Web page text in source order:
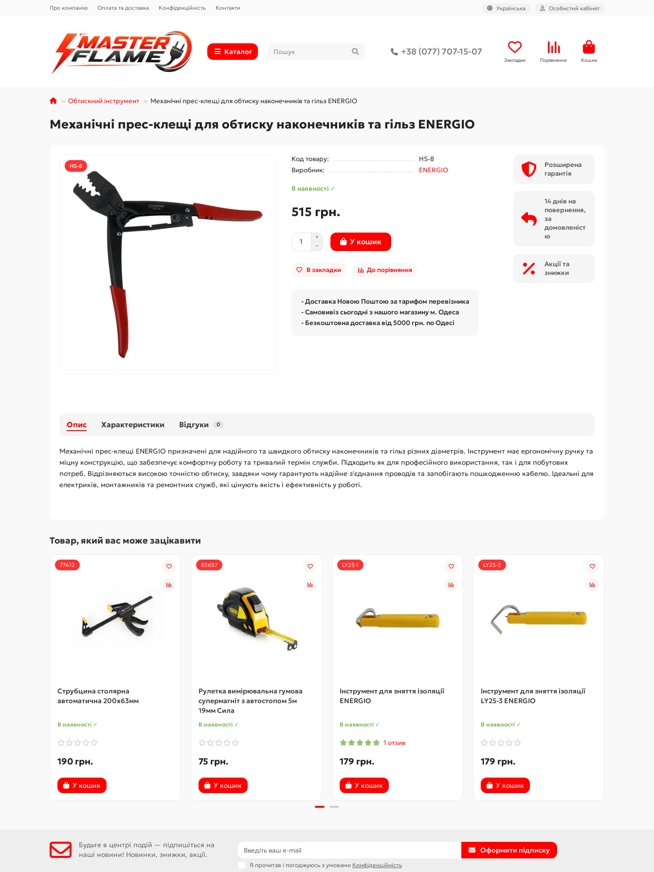
Про компанію Оплата та доставка Конфіденційність Контакти Українська Особистий кабінет
Каталог +38 (077) 707-15-07
Закладки Порівняння Кошик
Обтискний інструмент Механічні прес-клещі для обтиску наконечників та гільз ENERGIO
Механічні прес-клещі для обтиску наконечників та гільз ENERGIO
HS-8
Код товару:
HS-8
Виробник:
ENERGIO
В наявності ✓
515 грн.
У кошик
В закладки До порівняння
- Доставка Новою Поштою за тарифом перевізника
- Самовивіз сьогодні з нашого магазину м. Одеса
- Безкоштовна доставка від 5000 грн. по Одесі
Розширена
гарантія
14 днів на
повернення,
за
домовленіст
ю
Акції та
знижки
Опис Характеристики Відгуки 0
Механічні прес-клещі ENERGIO призначені для надійного та швидкого обтиску наконечників та гільз різних діаметрів. Інструмент має ергономічну ручку та
міцну конструкцію, що забезпечує комфортну роботу та тривалий термін служби. Підходить як для професійного використання, так і для побутових
потреб. Відрізняються високою точністю обтиску, завдяки чому гарантують надійне з'єднання проводів та запобігають пошкодженню кабелю. Ідеальні для
електриків, монтажників та ремонтних служб, які цінують якість і ефективність у роботі.
Товар, який вас може зацікавити
77412
Струбцина столярна
автоматична 200х63мм
В наявності ✓
190 грн.
У кошик
83657
Рулетка вимірювальна гумова
супермагніт з автостопом 5м
19мм Сила
В наявності ✓
75 грн.
У кошик
LY25-1
Інструмент для зняття ізоляції
ENERGIO
В наявності ✓
1 отзив
179 грн.
У кошик
LY25-3
Інструмент для зняття ізоляції
LY25-3 ENERGIO
В наявності ✓
179 грн.
У кошик
Будьте в центрі подій — підпишіться на
наші новини! Новинки, знижки, акції.
Оформити підписку
Я прочитав і погоджуюсь з умовами Конфіденційність